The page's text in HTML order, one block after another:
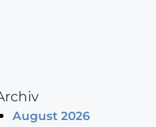
August 2026